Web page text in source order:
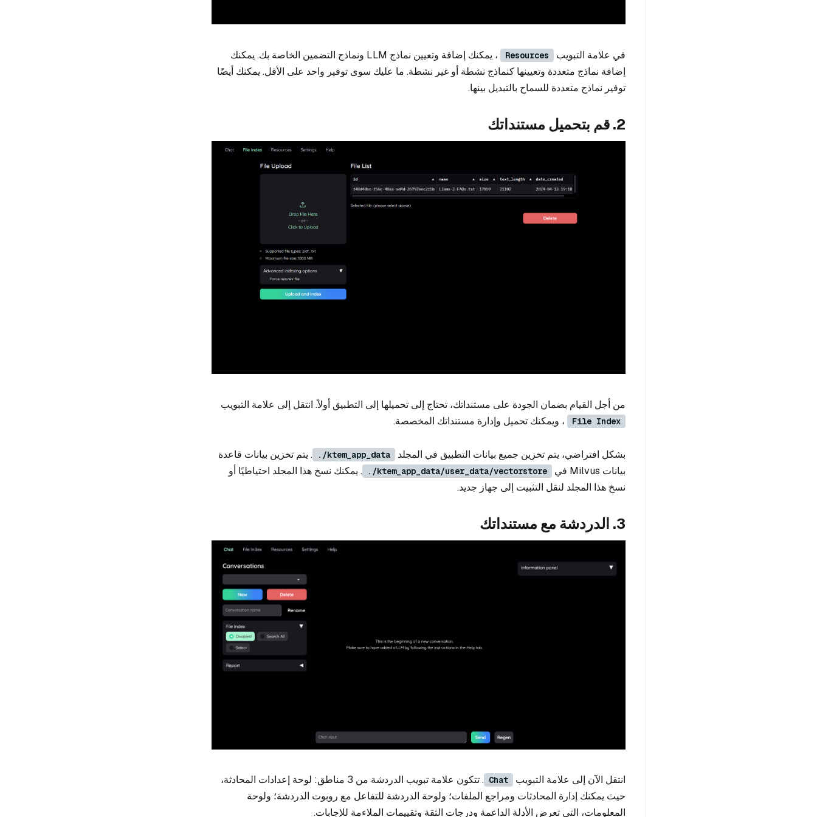
في علامة التبويب Resources
، يمكنك إضافة وتعيين نماذج LLM ونماذج التضمين الخاصة بك. يمكنك
إضافة نماذج متعددة وتعيينها كنماذج نشطة أو غير نشطة. ما عليك سوى توفير واحد على الأقل. يمكنك أيضًا
توفير نماذج متعددة للسماح بالتبديل بينها.
2. قم بتحميل مستنداتك
من أجل القيام بضمان الجودة على مستنداتك، تحتاج إلى تحميلها إلى التطبيق أولاً. انتقل إلى علامة التبويب
File Index ، ويمكنك تحميل وإدارة مستنداتك المخصصة.
بشكل افتراضي، يتم تخزين جميع بيانات التطبيق في المجلد ./ktem_app_data
. يتم تخزين بيانات قاعدة
بيانات Milvus في
./ktem_app_data/user_data/vectorstore
. يمكنك نسخ هذا المجلد احتياطيًا أو
نسخ هذا المجلد لنقل التثبيت إلى جهاز جديد.
3. الدردشة مع مستنداتك
انتقل الآن إلى علامة التبويب Chat
. تتكون علامة تبويب الدردشة من 3 مناطق: لوحة إعدادات المحادثة،
حيث يمكنك إدارة المحادثات ومراجع الملفات؛ ولوحة الدردشة للتفاعل مع روبوت الدردشة؛ ولوحة
المعلومات، التي تعرض الأدلة الداعمة ودرجات الثقة وتقييمات الملاءمة للإجابات.